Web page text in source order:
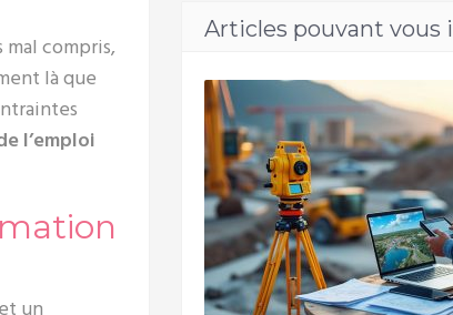
compris,
là que
l’emploi
Articles pouvant vous